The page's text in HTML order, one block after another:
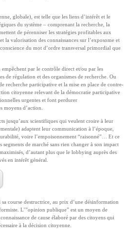
globale), est telle que les liens d’intérêt et le
du système – comprenant la recherche, la
de pérenniser les stratégies profitables aux
la valorisation des connaissances sur l’exposome et
du mot d’ordre transversal primordial que
par le contrôle direct et/ou par les
de régulation et des organismes de recherche. Ou
recherche participative et la mise en place de contre-
citoyenne relevant de la démocratie participative
urgentes et font perdurer
moyens d’action.
jusqu’aux scientifiques qui veulent croire à leur
adaptent leur communication à l’époque,
voire l’empoisonnement “raisonné”… Et ce
de marché sans rien changer à son impact
d’autant plus que le lobbying auprès des
en intérêt général.
course destructrice, au prix d’une désinformation
L’”opinion publique” est un moyen de
de cause élaboré par des citoyens qui
à la décision citoyenne.